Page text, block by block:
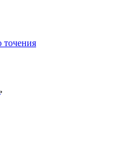
точения